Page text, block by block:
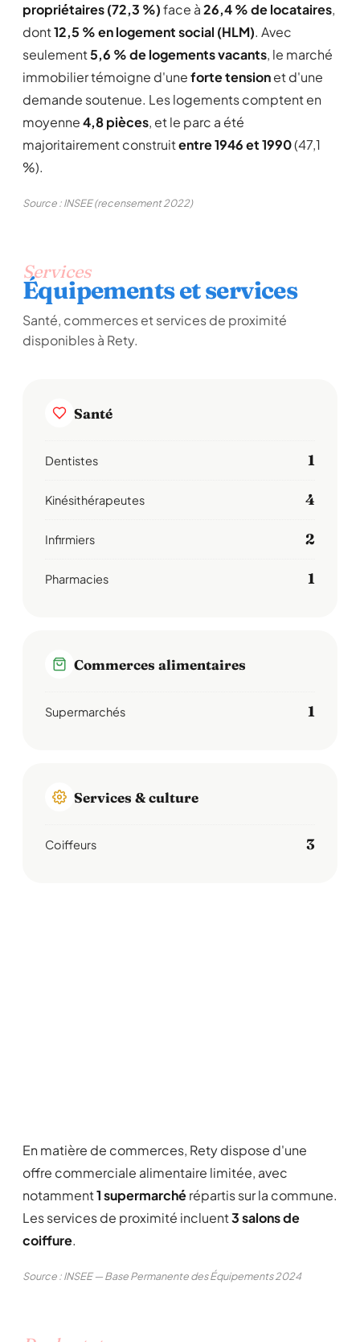
propriétaires (72,3 %)face à26,4 % de locataires,
dont12,5 % en logement social (HLM). Avec
seulement5,6 % de logements vacants, le marché
immobilier témoigne d'uneforte tensionet d'une
demande soutenue. Les logements comptent en
moyenne4,8 pièces, et le parc a été
majoritairement construitentre 1946 et 1990(47,1
%).
Source : INSEE (recensement 2022)
Services
Équipements et services
Santé, commerces et services de proximité
disponibles à Rety.
Santé
Dentistes 1
Kinésithérapeutes 4
Infirmiers 2
Pharmacies 1
Commerces alimentaires
Supermarchés 1
Services & culture
Coiffeurs 3
En matière de commerces, Rety dispose d'une
offre commerciale alimentaire limitée, avec
notamment1 supermarchérépartis sur la commune.
Les services de proximité incluent3 salons de
coiffure.
Source : INSEE — Base Permanente des Équipements 2024